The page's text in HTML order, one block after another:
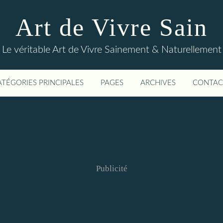
Art de Vivre Sain
Le véritable Art de Vivre Sainement & Naturellement
PRINCIPALES PAGES ARCHIVES
Publicité